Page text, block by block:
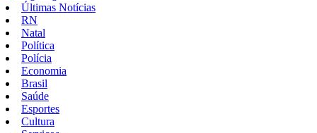
Últimas Notícias
RN
Natal
Política
Polícia
Economia
Brasil
Saúde
Esportes
Cultura